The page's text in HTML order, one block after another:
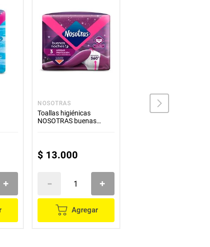
NOSOTRAS
Toallas higiénicas
NOSOTRAS buenas
$ 13.000
Agregar
Toallas higiénicas KOTEX